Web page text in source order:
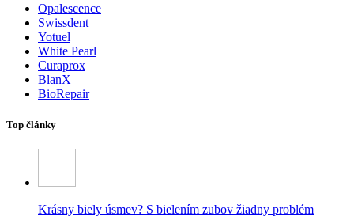
Opalescence
Swissdent
Yotuel
White Pearl
Curaprox
BlanX
BioRepair
Top články
Krásny biely úsmev? S bielením zubov žiadny problém